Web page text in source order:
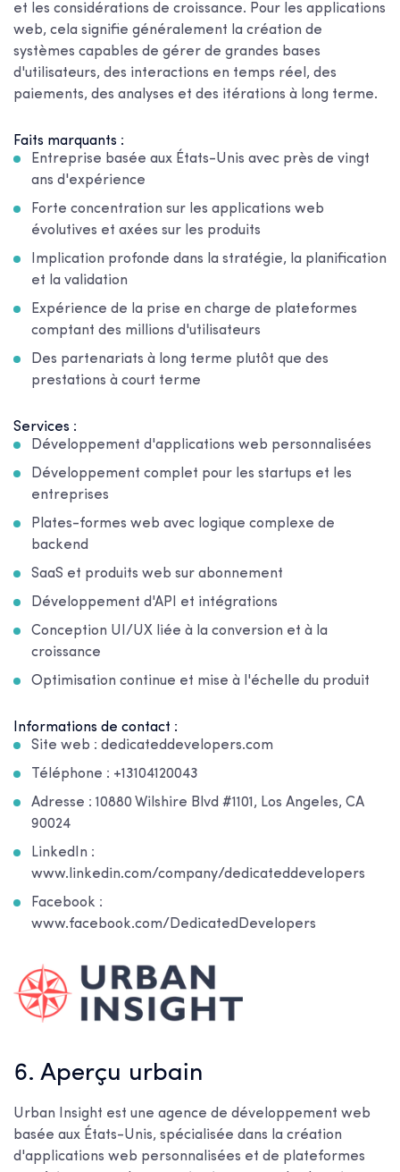
et les considérations de croissance. Pour les applications
web, cela signifie généralement la création de
systèmes capables de gérer de grandes bases
d'utilisateurs, des interactions en temps réel, des
paiements, des analyses et des itérations à long terme.
Faits marquants :
Entreprise basée aux États-Unis avec près de vingt
ans d'expérience
Forte concentration sur les applications web
évolutives et axées sur les produits
Implication profonde dans la stratégie, la planification
et la validation
Expérience de la prise en charge de plateformes
comptant des millions d'utilisateurs
Des partenariats à long terme plutôt que des
prestations à court terme
Services :
Développement d'applications web personnalisées
Développement complet pour les startups et les
entreprises
Plates-formes web avec logique complexe de
backend
SaaS et produits web sur abonnement
Développement d'API et intégrations
Conception UI/UX liée à la conversion et à la
croissance
Optimisation continue et mise à l'échelle du produit
Informations de contact :
Site web : dedicateddevelopers.com
Téléphone : +13104120043
Adresse : 10880 Wilshire Blvd #1101, Los Angeles, CA
90024
LinkedIn :
www.linkedin.com/company/dedicateddevelopers
Facebook :
www.facebook.com/DedicatedDevelopers
6. Aperçu urbain
Urban Insight est une agence de développement web
basée aux États-Unis, spécialisée dans la création
d'applications web personnalisées et de plateformes